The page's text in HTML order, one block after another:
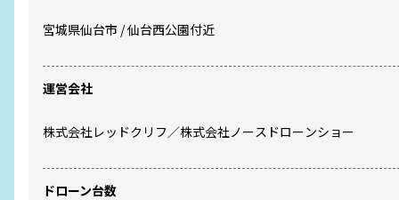
宮城県仙台市 /仙台西公園付近
運営会社
株式会社レッドクリフ／株式会社ノースドローンショー
ドローン台数